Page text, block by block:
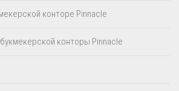
конторе Pinnacle
конторы Pinnacle